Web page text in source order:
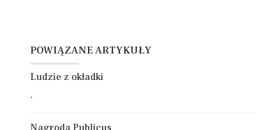
POWIĄZANE ARTYKUŁY
Ludzie z okładki
.